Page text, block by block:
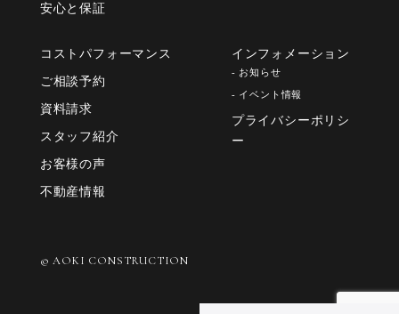
安心と保証
コストパフォーマンス
ご相談予約
資料請求
スタッフ紹介
お客様の声
不動産情報
インフォメーション
- お知らせ
- イベント情報
プライバシーポリシ
ー
© AOKI CONSTRUCTION